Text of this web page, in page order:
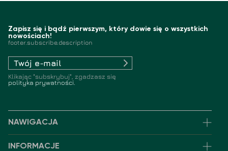
Zapisz się i bądź pierwszym, który dowie się o wszystkich
nowościach!
footer.subscribe.description
Klikając "subskrybuj", zgadzasz się
polityka prywatności.
NAWIGACJA
INFORMACJE